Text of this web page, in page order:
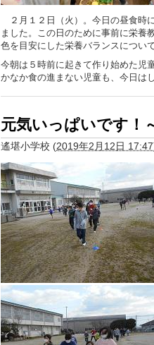
２月１２日（火）。今日の昼食時
ました。この日のために事前に栄養
色を目安にした栄養バランスについ
今朝は５時前に起きて作り始めた児
かなか食の進まない児童も、今日は
元気いっぱいです！
遙堪小学校 (2019年2月12日 17:47